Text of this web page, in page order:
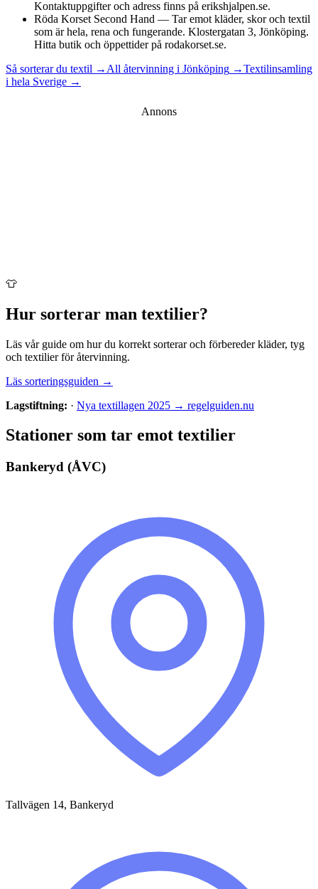
Kontaktuppgifter och adress finns på erikshjalpen.se.
Röda Korset Second Hand — Tar emot kläder, skor och textil
som är hela, rena och fungerande. Klostergatan 3, Jönköping.
Hitta butik och öppettider på rodakorset.se.
Så sorterar du textil → All återvinning i Jönköping →Textilinsamling
i hela Sverige →
Annons
👕
Hur sorterar man textilier?
Läs vår guide om hur du korrekt sorterar och förberederkläder, tyg
och textilierför återvinning.
Läs sorteringsguiden →
Lagstiftning: · Nya textillagen 2025 → regelguiden.nu
Stationer som tar emot textilier
Bankeryd (ÅVC)
Tallvägen 14, Bankeryd